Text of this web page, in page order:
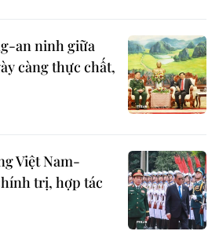
an ninh giữa
càng thực chất,
Việt Nam-
trị, hợp tác